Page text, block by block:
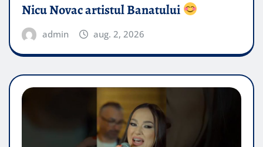
Nicu Novac artistul Banatului
admin aug. 2, 2026